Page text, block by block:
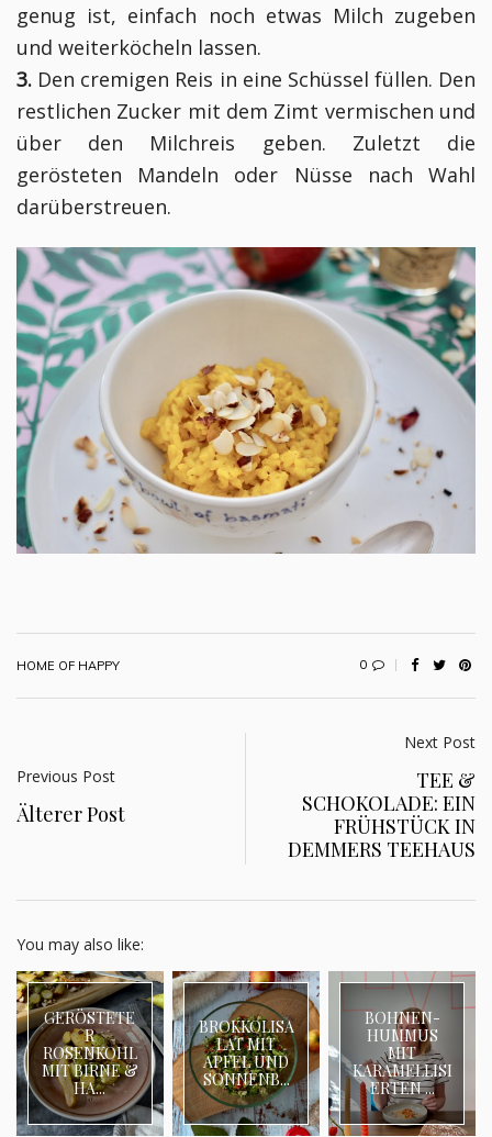
genug ist, einfach noch etwas Milch zugeben
und weiterköcheln lassen.
3. Den cremigen Reis in eine Schüssel füllen. Den
restlichen Zucker mit dem Zimt vermischen und
über den Milchreis geben. Zuletzt die
gerösteten Mandeln oder Nüsse nach Wahl
darüberstreuen.
HOME OF HAPPY 0
Previous Post
Älterer Post
Next Post
TEE &
SCHOKOLADE: EIN
FRÜHSTÜCK IN
DEMMERS TEEHAUS
You may also like:
GERÖSTETE
R
ROSENKOHL
MIT BIRNE &
HA...
BROKKOLISA
LAT MIT
APFEL UND
SONNENB...
BOHNEN-
HUMMUS
MIT
KARAMELLISI
ERTEN ...